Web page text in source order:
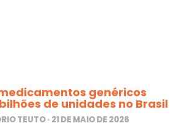
genéricos
de unidades no Brasil
TEUTO 21 DE MAIO DE 2026